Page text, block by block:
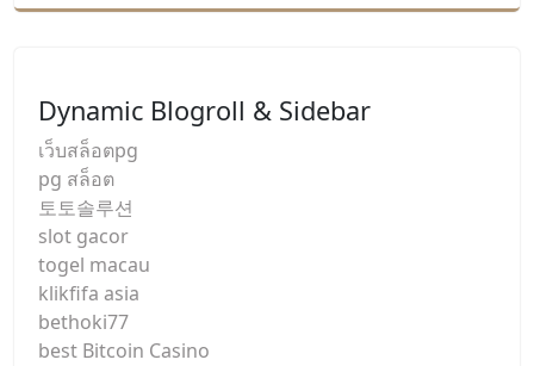
Dynamic Blogroll & Sidebar
เว็บสล็อตpg
pg สล็อต
토토솔루션
slot gacor
togel macau
klikfifa asia
bethoki77
best Bitcoin Casino